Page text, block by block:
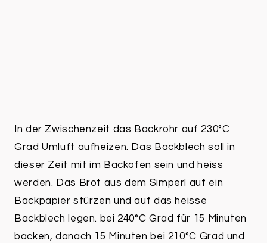
In der Zwischenzeit das Backrohr auf 230°C
Grad Umluft aufheizen. Das Backblech soll in
dieser Zeit mit im Backofen sein und heiss
werden. Das Brot aus dem Simperl auf ein
Backpapier stürzen und auf das heisse
Backblech legen. bei 240°C Grad für 15 Minuten
backen, danach 15 Minuten bei 210°C Grad und